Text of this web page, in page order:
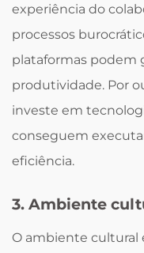
experiência do
processos
plataformas podem
produtividade. Por
investe em
conseguem
eficiência.
3. Ambiente
O ambiente cultural